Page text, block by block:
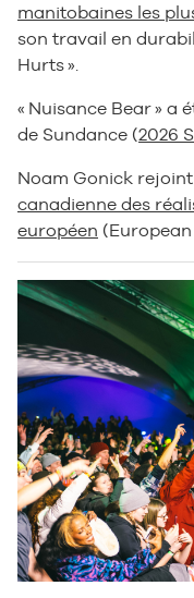
manitobaines les
son travail en
Hurts ».
« Nuisance Bear » a
de Sundance (2026
Noam Gonick
canadienne des
européen